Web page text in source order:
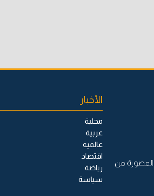
المصورة من
الأخبار
محلية
عربية
عالمية
اقتصاد
رياضة
سياسة